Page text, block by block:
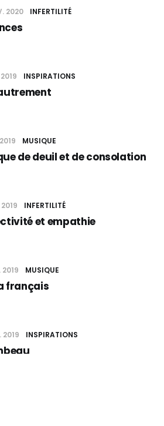
2020 INFERTILITÉ
INSPIRATIONS
MUSIQUE
de deuil et de consolation
INFERTILITÉ
et empathie
2019 MUSIQUE
français
2019 INSPIRATIONS